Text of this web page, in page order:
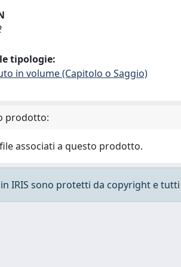
tipologie:
in volume (Capitolo o Saggio)
prodotto:
associati a questo prodotto.
IRIS sono protetti da copyright e